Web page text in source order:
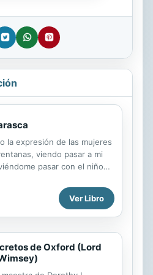
la expresión de las mujeres
viendo pasar a mi
pasar con el niño
se va pudriendo la única
a quien el pueblo había
ver así, conducido al
que decidieron hacer
misericordia que ha de ser
Ver Libro
de Oxford (Lord